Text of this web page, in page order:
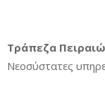
Τράπεζα
Νεοσύστατες